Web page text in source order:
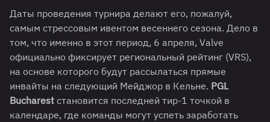
Даты проведения турнира делают его, пожалуй,
самым стрессовым ивентом весеннего сезона. Дело в
том, что именно в этот период, 6 апреля, Valve
официально фиксирует региональный рейтинг (VRS),
на основе которого будут рассылаться прямые
инвайты на следующий Мейджор в Кельне. PGL
Bucharest становится последней тир-1 точкой в
календаре, где команды могут успеть заработать